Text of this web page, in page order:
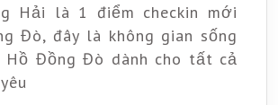
1
điểm
Hải là 1 điểm checkin mới
Đò, đây là không gian sống
Đồng Đò dành cho tất cả